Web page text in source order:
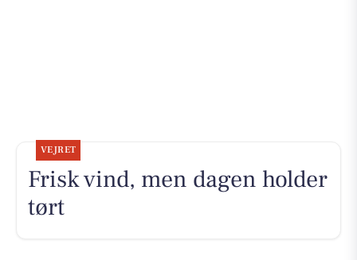
VEJRET
Frisk vind, men dagen holder
tørt